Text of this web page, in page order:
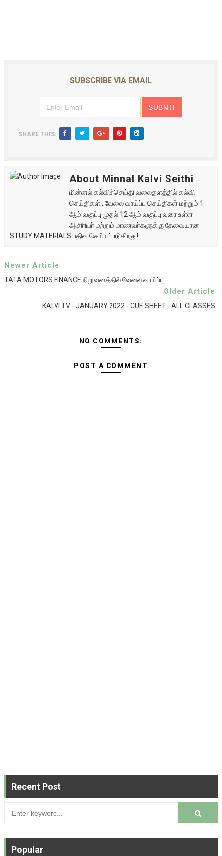
SUBSCRIBE VIA EMAIL
SHARE THIS:
About Minnal Kalvi Seithi
மின்னல் கல்விச்செய்தி வலைதளத்தில் கல்வி
செய்திகள் , வேலை வாய்ப்பு செய்திகள் மற்றும் 1
ஆம் வகுப்பு முதல் 12 ஆம் வகுப்பு வரை உள்ள
ஆசிரியர் மற்றும் மாணவர்களுக்கு தேவையான
STUDY MATERIALS பதிவு செய்யப்படுகிறது!
Newer Article
TATA MOTORS FINANCE நிறுவனத்தில் வேலை வாய்ப்பு
Older Article
KALVI TV - JANUARY 2022 - CUE SHEET - ALL CLASSES
NO COMMENTS:
POST A COMMENT
Recent Post
Popular